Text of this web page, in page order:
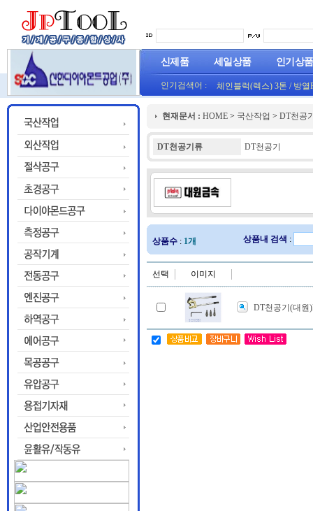
신제품 세일상품 인기상품
인기검색어 : 체인블럭(렉스) 3톤 / 방열
(오렌지) (1롤50M)
프로라인 줄자(코메론)자
현재문서 : HOME > 국산작업 > DT천공
DT천공기류 DT천공기
상품수 : 1개 상품내 검색 :
선택 이미지
DT천공기(대원